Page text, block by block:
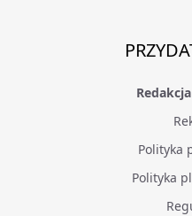
Polityka
Polityka